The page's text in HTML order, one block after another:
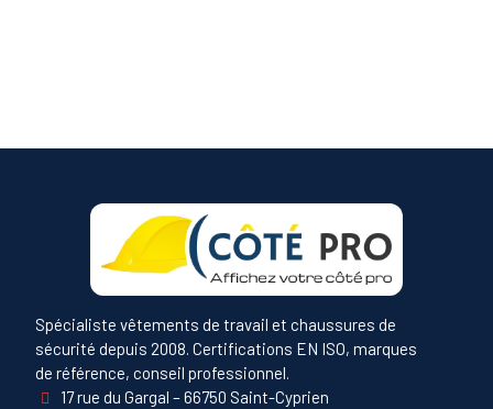
Spécialiste vêtements de travail et chaussures de
sécurité depuis 2008. Certifications EN ISO, marques
de référence, conseil professionnel.
17 rue du Gargal – 66750 Saint-Cyprien